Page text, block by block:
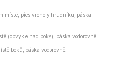
místě, přes vrcholy hrudníku, páska
(obvykle nad boky), páska vodorovně.
boků, páska vodorovně.